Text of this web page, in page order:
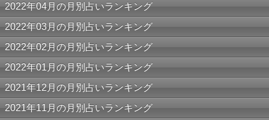
2022年04月の月別占いランキング
2022年03月の月別占いランキング
2022年02月の月別占いランキング
2022年01月の月別占いランキング
2021年12月の月別占いランキング
2021年11月の月別占いランキング